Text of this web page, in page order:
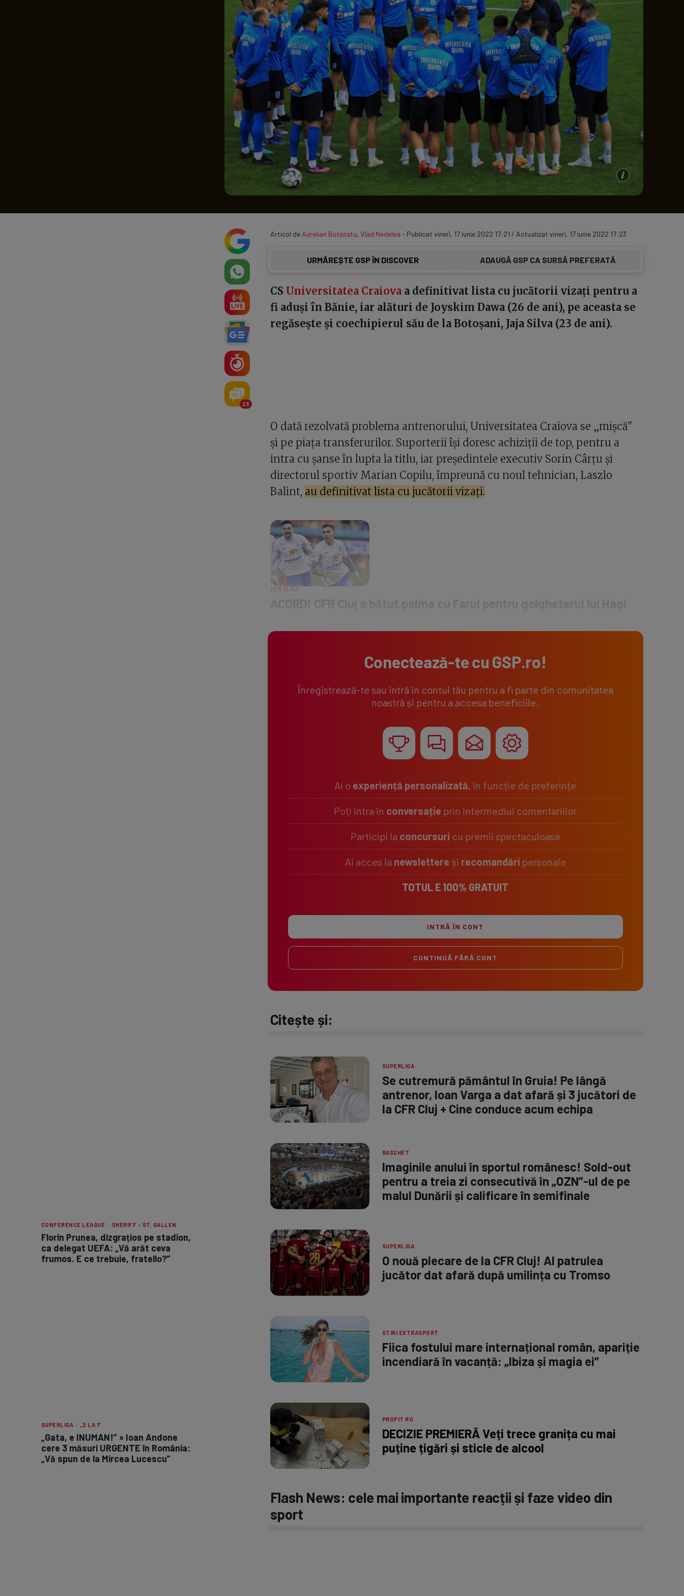
Serie A
Echipe Meciuri Clasament
Program TV
CONFERENCE LEAGUE · SHERIFF - ST. GALLEN
Florin Prunea, dizgrațios pe stadion,
ca delegat UEFA: „Vă arăt ceva
frumos. E ce trebuie, fratello?”
SUPERLIGA · „2 LA 1”
„Gata, e INUMAN!” » Ioan Andone
cere 3 măsuri URGENTE în România:
„Vă spun de la Mircea Lucescu”
23
Articol de Aurelian Botezatu, Vlad Nedelea - Publicat vineri, 17 iunie 2022 17:21 / Actualizat vineri, 17 iunie 2022 17:23
URMĂREȘTE GSP ÎN DISCOVER ADAUGĂ GSP CA SURSĂ PREFERATĂ
CS Universitatea Craiovaa definitivat lista cu jucătorii vizați pentru a
fi aduși în Bănie, iar alături de Joyskim Dawa (26 de ani), pe aceasta se
regăsește și coechipierul său de la Botoșani, Jaja Silva (23 de ani).
O dată rezolvată problema antrenorului, Universitatea Craiova se „mișcă"
și pe piața transferurilor. Suporterii își doresc achiziții de top, pentru a
intra cu șanse în lupta la titlu, iar președintele executiv Sorin Cârțu și
directorul sportiv Marian Copilu, împreună cu noul tehnician, Laszlo
Balint, au definitivat lista cu jucătorii vizați.
CFR CLUJ
Conectează-te cu GSP.ro!
Înregistrează-te sau intră în contul tău pentru a fi parte din comunitatea
noastră și pentru a accesa beneficiile.
Ai o experiență personalizată, în funcție de preferințe
Poți intra în conversație prin intermediul comentariilor
Participi la concursuri cu premii spectaculoase
Ai acces la newslettere și recomandări personale
TOTUL E 100% GRATUIT
INTRĂ ÎN CONT
CONTINUĂ FĂRĂ CONT
Citește și:
SUPERLIGA
Se cutremură pământul în Gruia! Pe lângă
antrenor, Ioan Varga a dat afară și 3 jucători de
la CFR Cluj + Cine conduce acum echipa
BASCHET
Imaginile anului în sportul românesc! Sold-out
pentru a treia zi consecutivă în „OZN”-ul de pe
malul Dunării și calificare în semifinale
SUPERLIGA
O nouă plecare de la CFR Cluj! Al patrulea
jucător dat afară după umilința cu Tromso
STIRI EXTRASPORT
Fiica fostului mare internațional român, apariție
incendiară în vacanță: „Ibiza și magia ei”
PROFIT.RO
DECIZIE PREMIERĂ Veți trece granița cu mai
puține țigări și sticle de alcool
Flash News: cele mai importante reacții și faze video din
sport